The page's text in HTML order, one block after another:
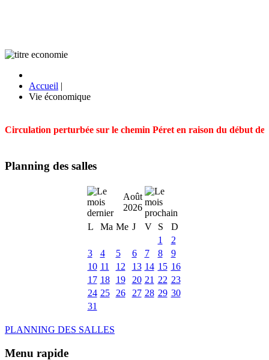
Accueil |
Vie économique
Circulation perturbée sur le chemin Péret en raison du début
Planning des salles
Août
2026
L
Ma Me J V S
D
1
2
3
4 5 6 7 8
9
10 11 12 13 14 15 16
17 18 19 20 21 22 23
24 25 26 27 28 29 30
31
PLANNING DES SALLES
Menu rapide